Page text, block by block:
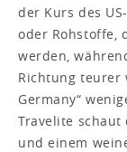
der Kurs des
oder Rohstoffe,
werden,
Richtung teurer
Germany“
Travelite schaut
und einem